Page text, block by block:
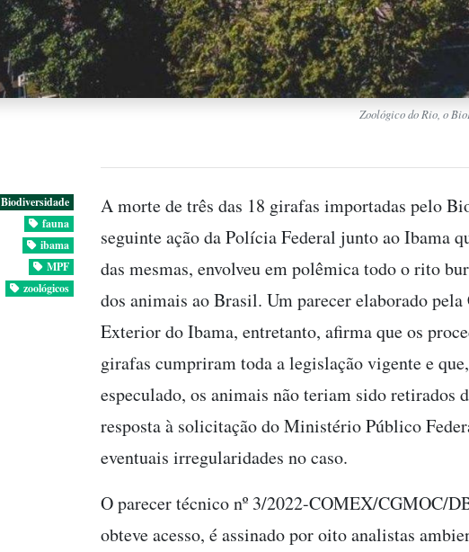
Zoológico do Rio, o
Biodiversidade
fauna
ibama
MPF
zoológicos
A morte de três das 18 girafas importadas pelo
seguinte ação da Polícia Federal junto ao Ibama
das mesmas, envolveu em polêmica todo o rito
dos animais ao Brasil. Um parecer elaborado
Exterior do Ibama, entretanto, afirma que os
girafas cumpriram toda a legislação vigente e
especulado, os animais não teriam sido retirados
resposta à solicitação do Ministério Público
eventuais irregularidades no caso.
O parecer técnico nº 3/2022-COMEX/CGMOC/
obteve acesso, é assinado por oito analistas